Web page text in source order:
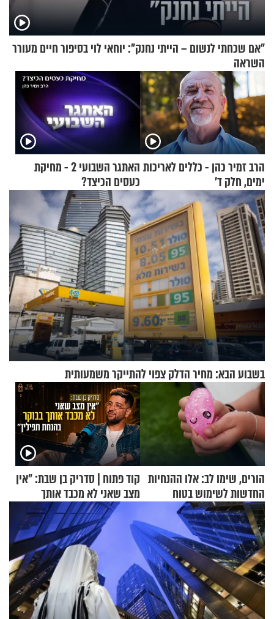
"אם שכחתי לנשום – הייתי נחנק": יוחאי לוי בסיפור חיים מעורר
השראה
הרב זמיר כהן - כללים לאריכות
ימים, חלק ד’
האתגר השבועי 2 - מחיקת
כעסים הכיצד?
בשבוע הבא: מחיר הדלק צפוי להתייקר משמעותית
הורים, שימו לב: אלו ההנחיות
החדשות לשימוש בטוח
בסקווישי לאחר מקרי אשפוז
קוד פתוח | סדריק בן שבת: "אין
מצב שאני לא מכבד אותך
בבוקר בהנחת תפילין"